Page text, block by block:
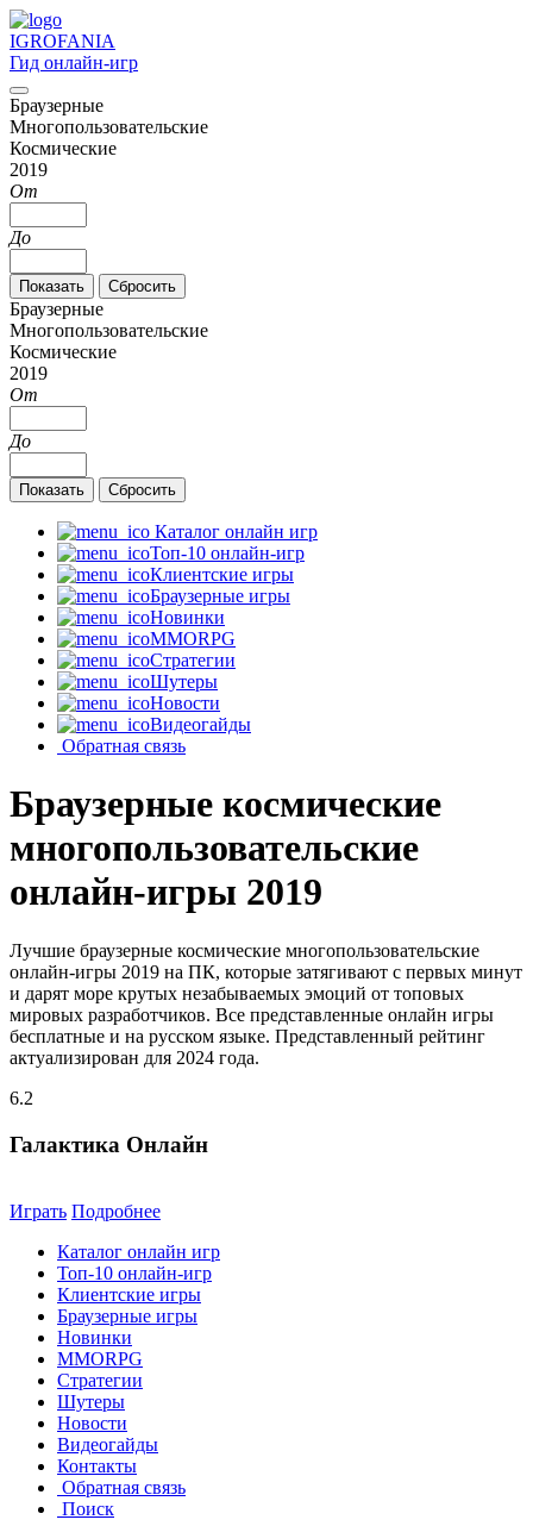
IGROFANIA
Гид онлайн-игр
Браузерные
Многопользовательские
Космические
2019
От
До
Браузерные
Многопользовательские
Космические
2019
От
До
Каталог онлайн игр
Топ-10 онлайн-игр
Клиентские игры
Браузерные игры
Новинки
MMORPG
Стратегии
Шутеры
Новости
Видеогайды
Обратная связь
Браузерные космические
многопользовательские
онлайн-игры 2019
Лучшие браузерные космические многопользовательские
онлайн-игры 2019 на ПК, которые затягивают с первых минут
и дарят море крутых незабываемых эмоций от топовых
мировых разработчиков. Все представленные онлайн игры
бесплатные и на русском языке. Представленный рейтинг
актуализирован для 2024 года.
6.2
Галактика Онлайн
Играть Подробнее
Каталог онлайн игр
Топ-10 онлайн-игр
Клиентские игры
Браузерные игры
Новинки
MMORPG
Стратегии
Шутеры
Новости
Видеогайды
Контакты
Обратная связь
Поиск